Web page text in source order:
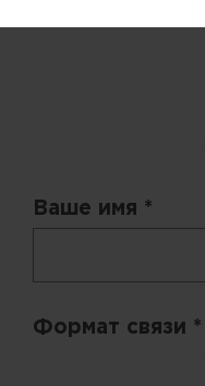
Ваше имя *
Формат связи *